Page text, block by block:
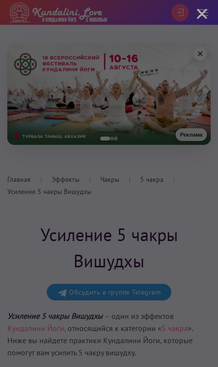
Реклама
×
Главная Эффекты Чакры
5 чакра
Усиление 5 чакры Вишудхы
Усиление 5 чакры
Вишудхы
Обсудить в группе Telegram
Усиление 5 чакры Вишудхы – один из эффектов
Кундалини Йоги, относящийся к категории «5 чакра».
Ниже вы найдете практики Кундалини Йоги, которые
помогут вам усилить 5 чакру вишудху.
×